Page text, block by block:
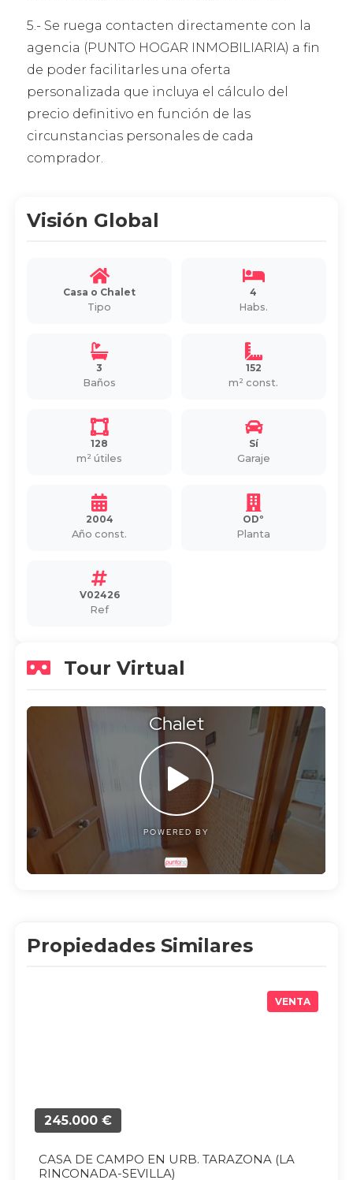
5.- Se ruega contacten directamente con la
agencia (PUNTO HOGAR INMOBILIARIA) a fin
de poder facilitarles una oferta
personalizada que incluya el cálculo del
precio definitivo en función de las
circunstancias personales de cada
comprador.
Visión Global
Casa o Chalet
Tipo
4
Habs.
3
Baños
152
m² const.
128
m² útiles
Sí
Garaje
2004
Año const.
ODº
Planta
V02426
Ref
Tour Virtual
Propiedades Similares
VENTA
245.000 €
CASA DE CAMPO EN URB. TARAZONA (LA
RINCONADA-SEVILLA)